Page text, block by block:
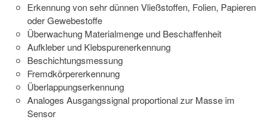
Erkennung von sehr dünnen Vließstoffen, Folien, Papieren
oder Gewebestoffe
Überwachung Materialmenge und Beschaffenheit
Aufkleber und Klebspurenerkennung
Beschichtungsmessung
Fremdkörpererkennung
Überlappungserkennung
Analoges Ausgangssignal proportional zur Masse im
Sensor